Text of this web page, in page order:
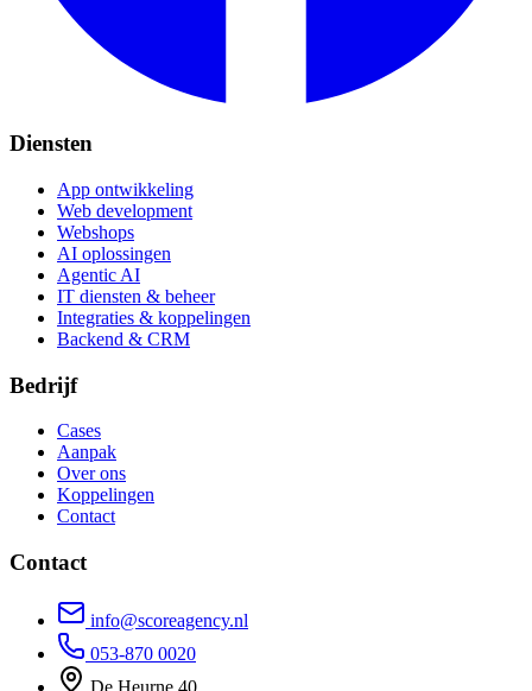
Diensten
App ontwikkeling
Web development
Webshops
AI oplossingen
Agentic AI
IT diensten & beheer
Integraties & koppelingen
Backend & CRM
Bedrijf
Cases
Aanpak
Over ons
Koppelingen
Contact
Contact
info@scoreagency.nl
053-870 0020
De Heurne 40